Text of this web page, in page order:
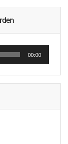
00:00